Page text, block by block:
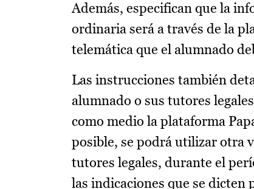
Además, especifican que la
ordinaria será a través de la
telemática que el alumnado
Las instrucciones también
alumnado o sus tutores
como medio la plataforma
posible, se podrá utilizar otra
tutores legales, durante el
las indicaciones que se dicten